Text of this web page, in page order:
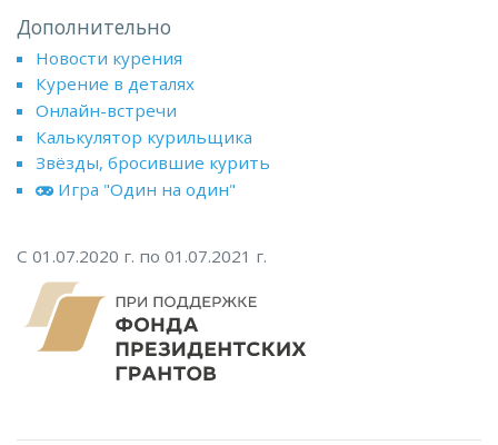
Дополнительно
Новости курения
Курение в деталях
Онлайн-встречи
Калькулятор курильщика
Звёзды, бросившие курить
Игра "Один на один"
С 01.07.2020 г. по 01.07.2021 г.